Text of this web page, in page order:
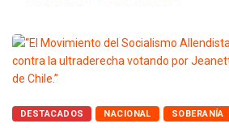
DESTACADOS NACIONAL SOBERANÍA